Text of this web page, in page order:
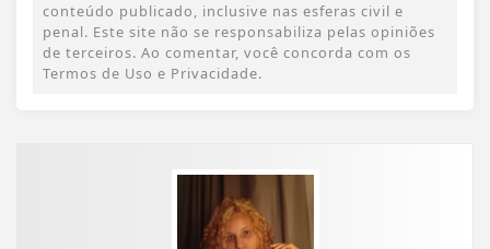
conteúdo publicado, inclusive nas esferas civil e
penal. Este site não se responsabiliza pelas opiniões
de terceiros. Ao comentar, você concorda com os
Termos de Uso e Privacidade.